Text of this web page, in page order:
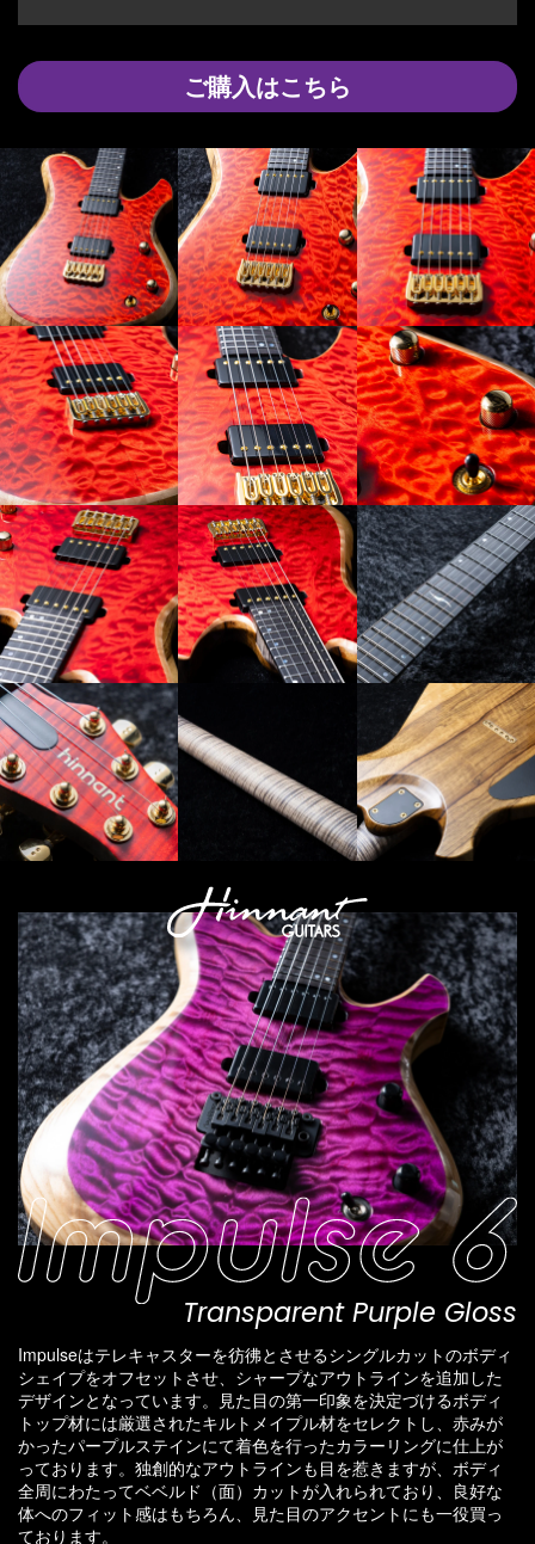
ご購入はこちら
Transparent Purple Gloss
Impulseはテレキャスターを彷彿とさせるシングルカットのボディ
シェイプをオフセットさせ、シャープなアウトラインを追加した
デザインとなっています。見た目の第一印象を決定づけるボディ
トップ材には厳選されたキルトメイプル材をセレクトし、赤みが
かったパープルステインにて着色を行ったカラーリングに仕上が
っております。独創的なアウトラインも目を惹きますが、ボディ
全周にわたってベベルド（面）カットが入れられており、良好な
体へのフィット感はもちろん、見た目のアクセントにも一役買っ
ております。